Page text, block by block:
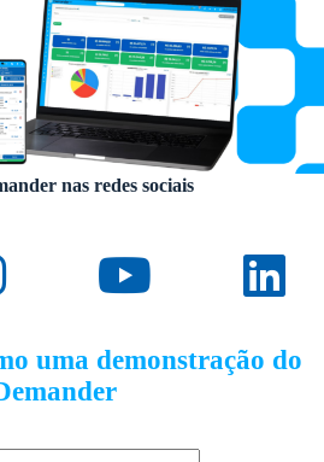
nas redes sociais
uma demonstração do